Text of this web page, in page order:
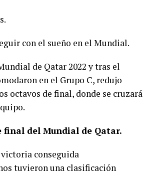
con el sueño en el Mundial.
de Qatar 2022 y tras el
en el Grupo C, redujo
octavos de final, donde se cruzará
final del Mundial de Qatar.
conseguida
tuvieron una clasificación